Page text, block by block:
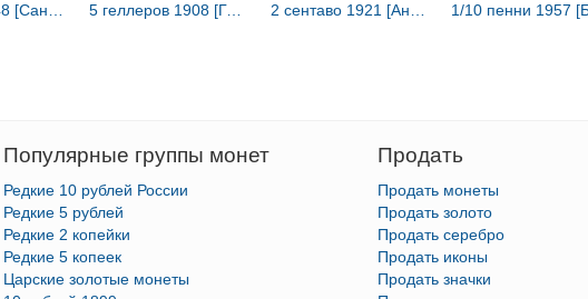
5 геллеров 1908 [Германская Восточная Африка]
Популярные группы монет
Редкие 10 рублей России
Редкие 5 рублей
Редкие 2 копейки
Редкие 5 копеек
Царские золотые монеты
Продать
Продать монеты
Продать золото
Продать серебро
Продать иконы
Продать значки